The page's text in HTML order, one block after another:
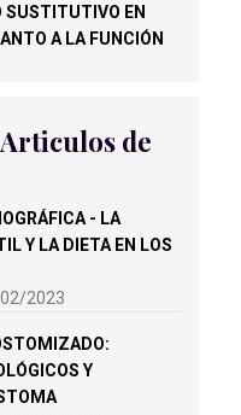
SUSTITUTIVO EN
A LA FUNCIÓN
- BENEFICIOS
de
- LA
Y LA DIETA EN LOS
2023
Y